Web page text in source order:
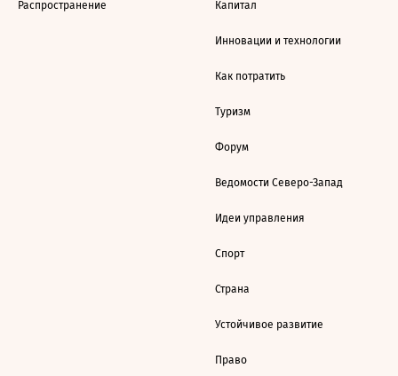
Распространение Капитал
Инновации и технологии
Как потратить
Туризм
Форум
Ведомости Северо-Запад
Идеи управления
Спорт
Страна
Устойчивое развитие
Право